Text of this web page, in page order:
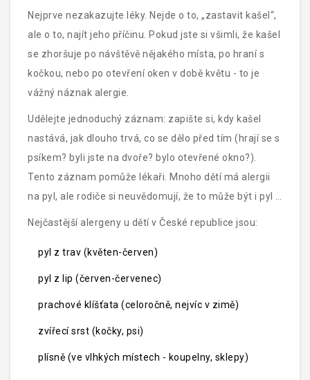
Nejprve nezakazujte léky. Nejde o to, „zastavit kašel“,
ale o to, najít jeho příčinu. Pokud jste si všimli, že kašel
se zhoršuje po návštěvě nějakého místa, po hraní s
kočkou, nebo po otevření oken v době květu - to je
vážný náznak alergie.
Udělejte jednoduchý záznam: zapište si, kdy kašel
nastává, jak dlouho trvá, co se dělo před tím (hrají se s
psíkem? byli jste na dvoře? bylo otevřené okno?).
Tento záznam pomůže lékaři. Mnoho dětí má alergii
na pyl, ale rodiče si neuvědomují, že to může být i pyl z
trav nebo z lip.
Nejčastější alergeny u dětí v České republice jsou:
pyl z trav (květen-červen)
pyl z lip (červen-červenec)
prachové klíšťata (celoročně, nejvíc v zimě)
zvířecí srst (kočky, psi)
plísně (ve vlhkých místech - koupelny, sklepy)